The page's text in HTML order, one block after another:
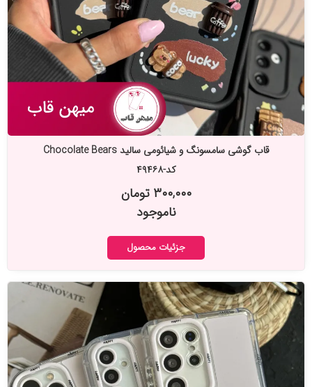
قاب گوشی سامسونگ و شیائومی سالید Chocolate Bears
کد-۴۹۴۶۸
۳۰۰,۰۰۰ تومان
ناموجود
جزئیات محصول